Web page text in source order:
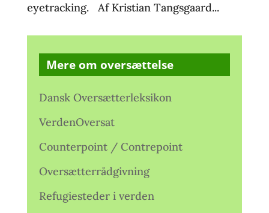
eyetracking. Af Kristian Tangsgaard...
Mere om oversættelse
Dansk Oversætterleksikon
VerdenOversat
Counterpoint / Contrepoint
Oversætterrådgivning
Refugiesteder i verden